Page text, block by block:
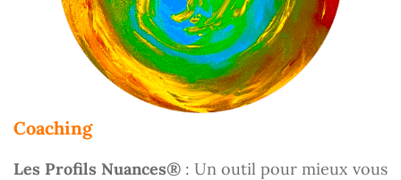
Coaching
Les Profils Nuances® : Un outil pour mieux vous